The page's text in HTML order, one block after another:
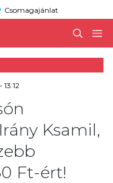
Csomagajánlat
Ksamil,
Ft-ért!